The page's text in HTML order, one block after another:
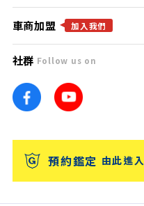
隱私權政策
團隊
車訊網
台灣優良中古車商大獎
找好車
找好店
找海外車
消費者評價
保固
合作夥伴
廣告合作
車商加盟 加入我們
社群 Follow us on
預約鑑定 由此進入